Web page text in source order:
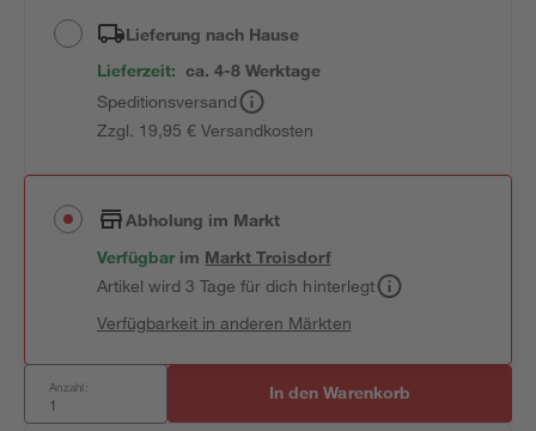
Lieferung nach Hause
Lieferzeit: ca. 4-8 Werktage
Speditionsversand
Zzgl. 19,95 € Versandkosten
Abholung im Markt
Verfügbar im MarktTroisdorf
Artikel wird 3 Tage für dich hinterlegt
Verfügbarkeit in anderen Märkten
Anzahl: In den Warenkorb